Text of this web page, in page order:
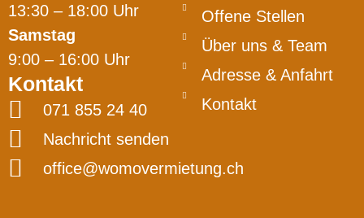
13:30 – 18:00 Uhr
Samstag
9:00 – 16:00 Uhr
Kontakt
071 855 24 40
Nachricht senden
office@womovermietung.ch
Offene Stellen
Über uns & Team
Adresse & Anfahrt
Kontakt